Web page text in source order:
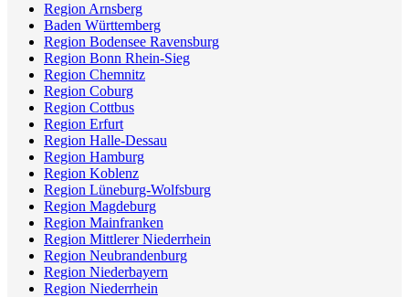
Region Arnsberg
Baden Württemberg
Region Bodensee Ravensburg
Region Bonn Rhein-Sieg
Region Chemnitz
Region Coburg
Region Cottbus
Region Erfurt
Region Halle-Dessau
Region Hamburg
Region Koblenz
Region Lüneburg-Wolfsburg
Region Magdeburg
Region Mainfranken
Region Mittlerer Niederrhein
Region Neubrandenburg
Region Niederbayern
Region Niederrhein